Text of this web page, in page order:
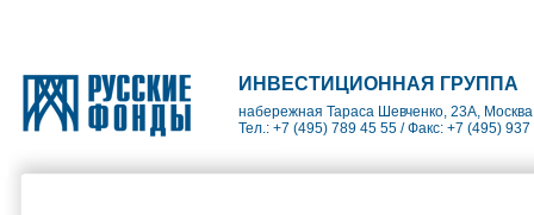
ИНВЕСТИЦИОННАЯ ГРУППА
набережная Тараса Шевченко, 23А,
Тел.: +7 (495) 789 45 55 / Факс: +7 (495)